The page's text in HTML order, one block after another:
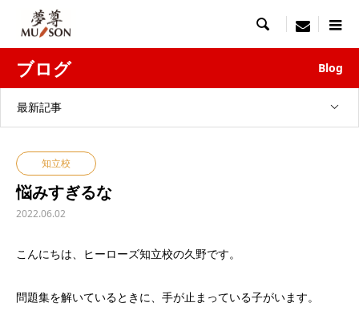
 menu
ブログ Blog
最新記事
知立校
悩みすぎるな
2022.06.02
こんにちは、ヒーローズ知立校の久野です。
問題集を解いているときに、手が止まっている子がいます。